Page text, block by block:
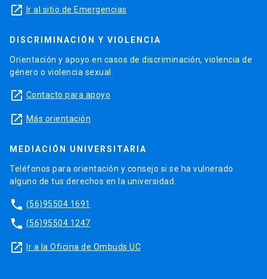
launch Ir al sitio de Emergencias
DISCRIMINACIÓN Y VIOLENCIA
Orientación y apoyo en casos de discriminación, violencia de
género o violencia sexual.
launch Contacto para apoyo
launch Más orientación
MEDIACIÓN UNIVERSITARIA
Teléfonos para orientación y consejo si se ha vulnerado
alguno de tus derechos en la universidad.
phone (56)95504 1691
phone (56)95504 1247
launch Ir a la Oficina de Ombuds UC